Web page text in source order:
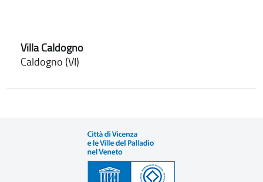
Villa Caldogno
Caldogno (VI)